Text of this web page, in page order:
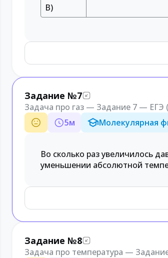
B)
Задание №7
Задача про газ — Задание 7 —
5м Молекулярная
Во сколько раз увеличилось
уменьшении абсолютной
Задание №8
Задача про температура —